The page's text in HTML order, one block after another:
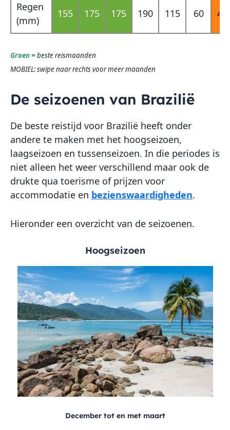
Regen
(mm)
155 175 175 190 115 60 40
Groen =beste reismaanden
MOBIEL: swipe naar rechts voor meer maanden
De seizoenen van Brazilië
De beste reistijd voor Brazilië heeft onder
andere te maken met het hoogseizoen,
laagseizoen en tussenseizoen. In die periodes is
niet alleen het weer verschillend maar ook de
drukte qua toerisme of prijzen voor
accommodatie en bezienswaardigheden.
Hieronder een overzicht van de seizoenen.
Hoogseizoen
December tot en met maart